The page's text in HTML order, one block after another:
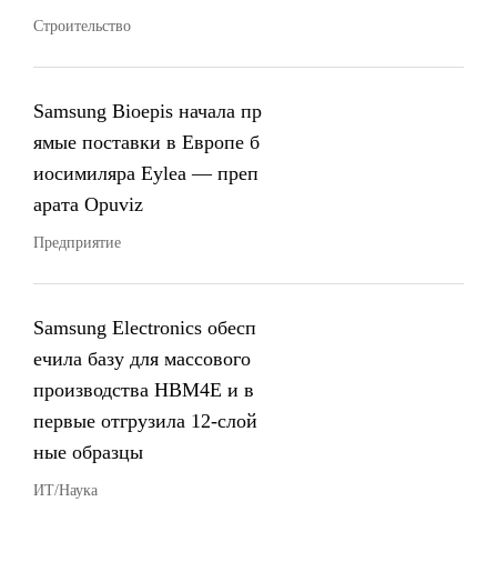
Строительство
Samsung Bioepis начала пр
ямые поставки в Европе б
иосимиляра Eylea — преп
арата Opuviz
Предприятие
Samsung Electronics обесп
ечила базу для массового
производства HBM4E и в
первые отгрузила 12-слой
ные образцы
ИТ/Наука